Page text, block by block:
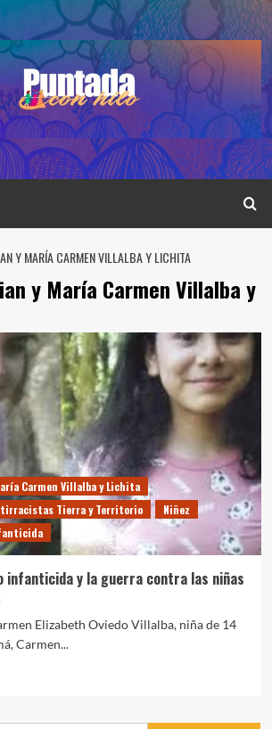
Y MARÍA CARMEN VILLALBA Y LICHITA
y María Carmen Villalba y
Carmen Villalba y Lichita
Tierra y Territorio
Niñez
infanticida y la guerra contra las niñas
Elizabeth Oviedo Villalba, niña de 14
Carmen...